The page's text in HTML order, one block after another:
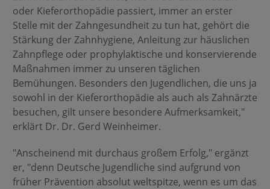
oder Kieferorthopädie passiert, immer an erster
Stelle mit der Zahngesundheit zu tun hat, gehört die
Stärkung der Zahnhygiene, Anleitung zur häuslichen
Zahnpflege oder prophylaktische und konservierende
Maßnahmen immer zu unseren täglichen
Bemühungen. Besonders den Jugendlichen, die uns ja
sowohl in der Kieferorthopädie als auch als Zahnärzte
besuchen, gilt unsere besondere Aufmerksamkeit,"
erklärt Dr. Dr. Gerd Weinheimer.
"Anscheinend mit durchaus großem Erfolg," ergänzt
er, "denn Deutsche Jugendliche sind aufgrund von
früher Prävention absolut weltspitze, wenn es um das